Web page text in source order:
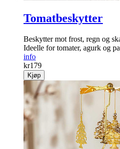
Tomatbeskytter
Beskytter mot frost, regn og
Ideelle for tomater, agurk og
info
kr179
Kjøp